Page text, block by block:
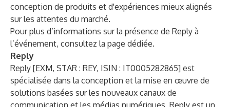
conception de produits et d'expériences mieux alignés
sur les attentes du marché.
Pour plus d’informations sur la présence de Reply à
l’événement, consultez la page dédiée.
Reply
Reply [EXM, STAR : REY, ISIN : IT0005282865] est
spécialisée dans la conception et la mise en œuvre de
solutions basées sur les nouveaux canaux de
communication et les médias numériques. Reply est un